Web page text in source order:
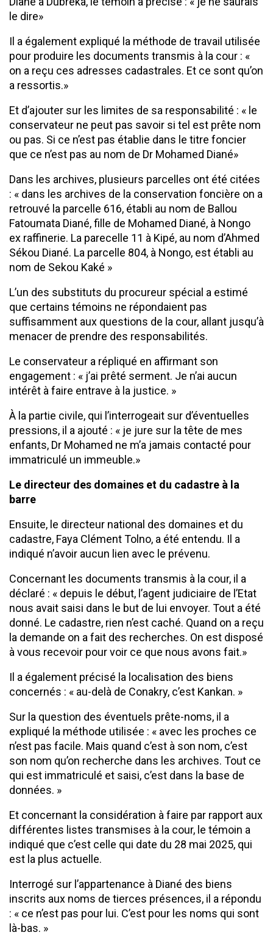
le dire»
Il a également expliqué la méthode de travail utilisée
pour produire les documents transmis à la cour : «
on a reçu ces adresses cadastrales. Et ce sont qu’on
a ressortis.»
Et d’ajouter sur les limites de sa responsabilité : « le
conservateur ne peut pas savoir si tel est prête nom
ou pas. Si ce n’est pas établie dans le titre foncier
que ce n’est pas au nom de Dr Mohamed Diané»
Dans les archives, plusieurs parcelles ont été citées
: « dans les archives de la conservation foncière on a
retrouvé la parcelle 616, établi au nom de Ballou
Fatoumata Diané, fille de Mohamed Diané, à Nongo
ex raffinerie. La parecelle 11 à Kipé, au nom d’Ahmed
Sékou Diané. La parcelle 804, à Nongo, est établi au
nom de Sekou Kaké »
L’un des substituts du procureur spécial a estimé
que certains témoins ne répondaient pas
suffisamment aux questions de la cour, allant jusqu’à
menacer de prendre des responsabilités.
Le conservateur a répliqué en affirmant son
engagement : « j’ai prêté serment. Je n’ai aucun
intérêt à faire entrave à la justice. »
À la partie civile, qui l’interrogeait sur d’éventuelles
pressions, il a ajouté : « je jure sur la tête de mes
enfants, Dr Mohamed ne m’a jamais contacté pour
immatriculé un immeuble.»
Le directeur des domaines et du cadastre à la
barre
Ensuite, le directeur national des domaines et du
cadastre, Faya Clément Tolno, a été entendu. Il a
indiqué n’avoir aucun lien avec le prévenu.
Concernant les documents transmis à la cour, il a
déclaré : « depuis le début, l’agent judiciaire de l’Etat
nous avait saisi dans le but de lui envoyer. Tout a été
donné. Le cadastre, rien n’est caché. Quand on a reçu
la demande on a fait des recherches. On est disposé
à vous recevoir pour voir ce que nous avons fait.»
Il a également précisé la localisation des biens
concernés : « au-delà de Conakry, c’est Kankan. »
Sur la question des éventuels prête-noms, il a
expliqué la méthode utilisée : « avec les proches ce
n’est pas facile. Mais quand c’est à son nom, c’est
son nom qu’on recherche dans les archives. Tout ce
qui est immatriculé et saisi, c’est dans la base de
données. »
Et concernant la considération à faire par rapport aux
différentes listes transmises à la cour, le témoin a
indiqué que c’est celle qui date du 28 mai 2025, qui
est la plus actuelle.
Interrogé sur l’appartenance à Diané des biens
inscrits aux noms de tierces présences, il a répondu
: « ce n’est pas pour lui. C’est pour les noms qui sont
là-bas. »